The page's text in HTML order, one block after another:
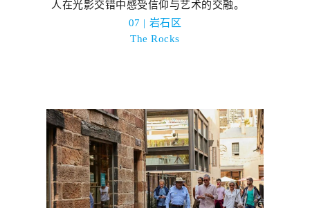
人在光影交错中感受信仰与艺术的交融。
07 | 岩石区
TheRocks